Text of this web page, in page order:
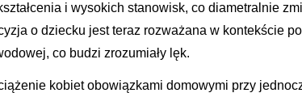
i wysokich stanowisk, co diametralnie
o dziecku jest teraz rozważana w kontekście
co budzi zrozumiały lęk.
kobiet obowiązkami domowymi przy